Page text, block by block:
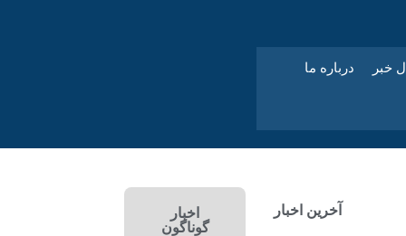
خبر درباره ما
آخرین اخبار
اخبار
گوناگون